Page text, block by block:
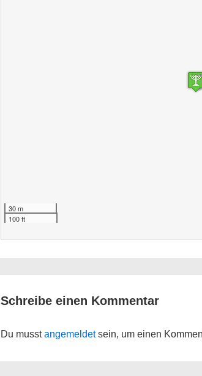
30 m
100 ft
Schreibe einen Kommentar
Du musstangemeldetsein, um einen